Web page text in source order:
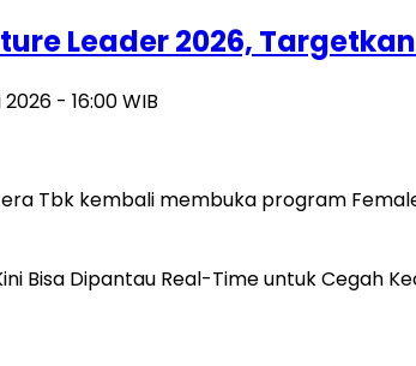
Leader 2026,
- 16:00 WIB
Tbk kembali membuka program